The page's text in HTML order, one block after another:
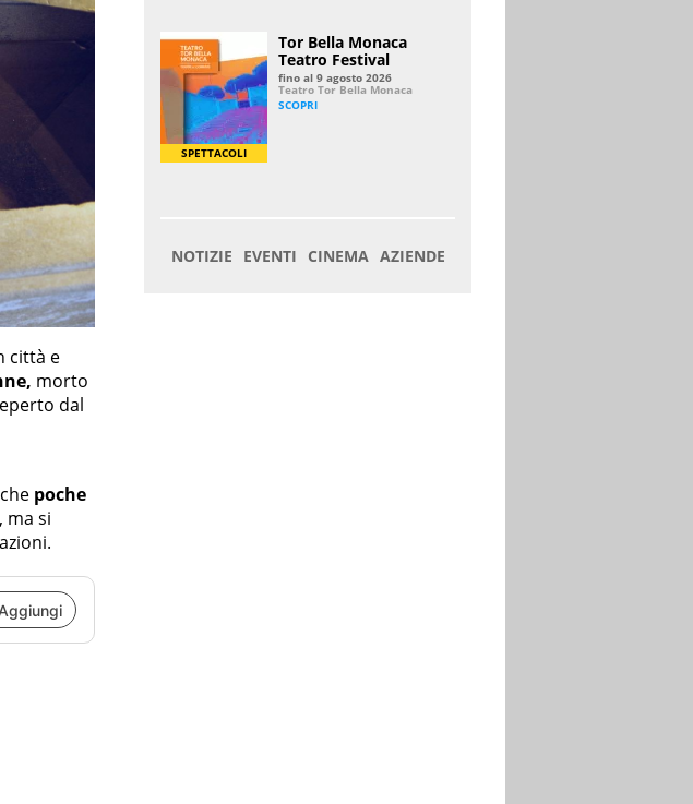
città e
morto
dal
poche
ma si
Aggiungi